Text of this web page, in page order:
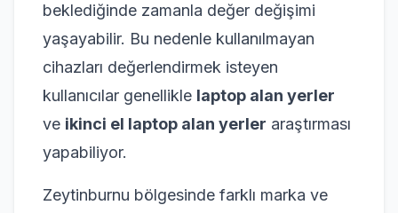
beklediğinde zamanla değer değişimi
yaşayabilir. Bu nedenle kullanılmayan
cihazları değerlendirmek isteyen
kullanıcılar genellikle laptop alan yerler
ve ikinci el laptop alan yerler araştırması
yapabiliyor.
Zeytinburnu bölgesinde farklı marka ve